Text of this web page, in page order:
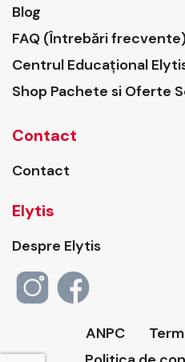
Blog
FAQ (Întrebări
Centrul Educațional
Shop Pachete si Oferte
Contact
Contact
Elytis
Despre Elytis
ANPC